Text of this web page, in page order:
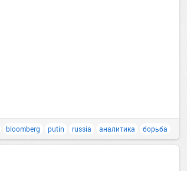
bloomberg putin russia аналитика борьба